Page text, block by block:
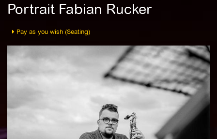
Portrait Fabian Rucker
Pay as you wish (Seating)